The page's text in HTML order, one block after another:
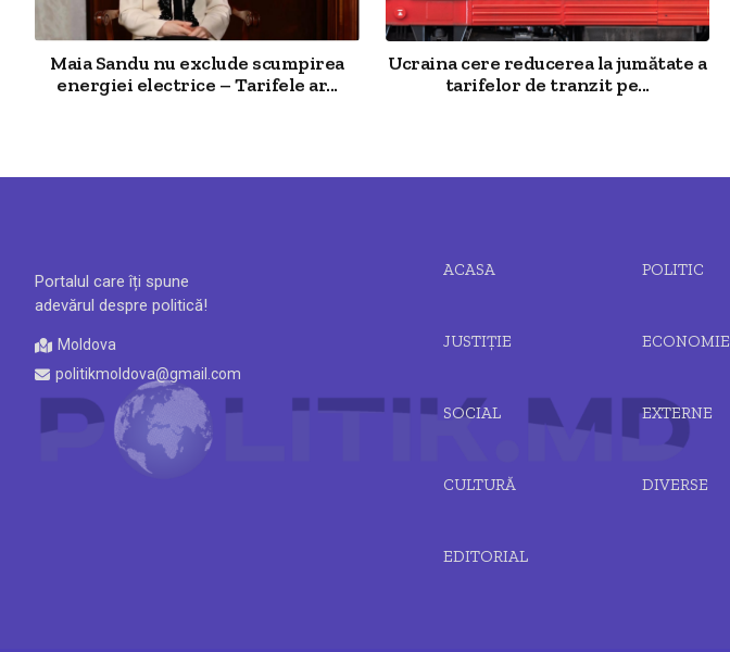
Maia Sandu nu exclude scumpirea
energiei electrice – Tarifele ar...
Ucraina cere reducerea la jumătate a
tarifelor de tranzit pe...
Portalul care îți spune
adevărul despre politică!
Moldova
politikmoldova@gmail.com
ACASA POLITIC
JUSTIȚIE ECONOMIE
SOCIAL EXTERNE
CULTURĂ DIVERSE
EDITORIAL